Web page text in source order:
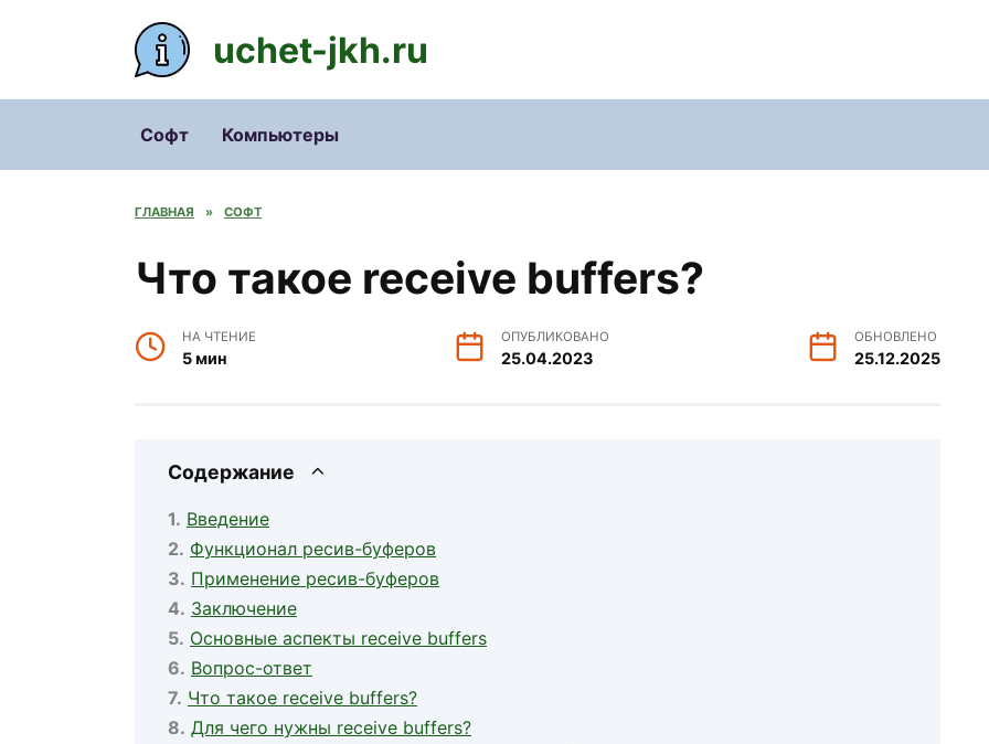
uchet-jkh.ru
Софт Компьютеры
ГЛАВНАЯ » СОФТ
Что такое receive buffers?
НА ЧТЕНИЕ
5 мин
ОПУБЛИКОВАНО
25.04.2023
ОБНОВЛЕНО
25.12.2025
Содержание
Введение
Функционал ресив-буферов
Применение ресив-буферов
Заключение
Основные аспекты receive buffers
Вопрос-ответ
Что такое receive buffers?
Для чего нужны receive buffers?